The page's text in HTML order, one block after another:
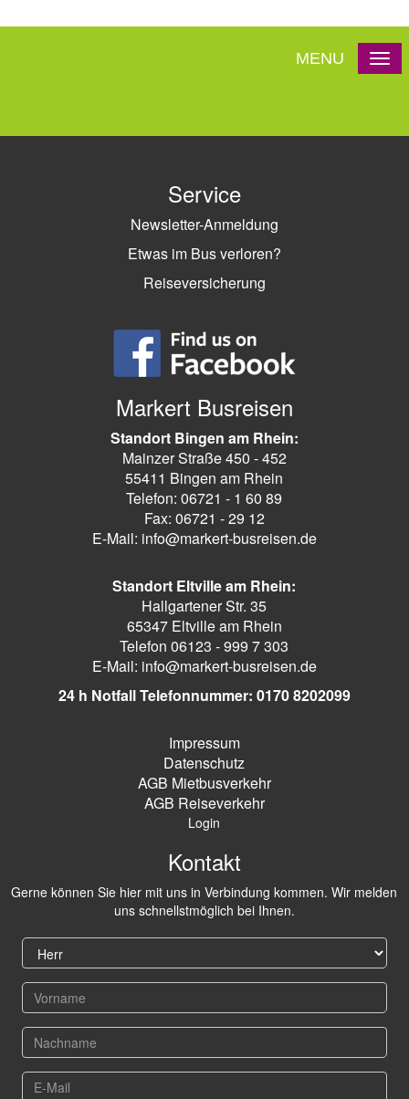
MENU
Service
Newsletter-Anmeldung
Etwas im Bus verloren?
Reiseversicherung
Markert Busreisen
Standort Bingen am Rhein:
Mainzer Straße 450 - 452
55411 Bingen am Rhein
Telefon: 06721 - 1 60 89
Fax: 06721 - 29 12
E-Mail: info@markert-busreisen.de
Standort Eltville am Rhein:
Hallgartener Str. 35
65347 Eltville am Rhein
Telefon 06123 - 999 7 303
E-Mail: info@markert-busreisen.de
24 h Notfall Telefonnummer: 0170 8202099
Impressum
Datenschutz
AGB Mietbusverkehr
AGB Reiseverkehr
Login
Kontakt
Gerne können Sie hier mit uns in Verbindung kommen. Wir melden
uns schnellstmöglich bei Ihnen.